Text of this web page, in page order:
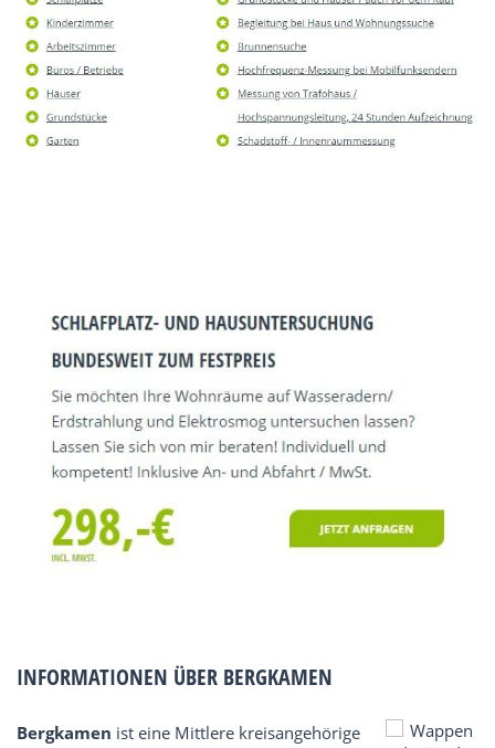
INFORMATIONEN ÜBER BERGKAMEN
Bergkamen ist eine Mittlere kreisangehörige